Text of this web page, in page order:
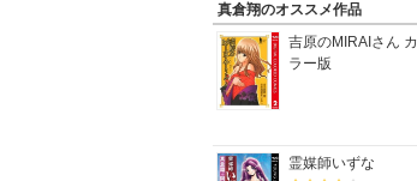
真倉翔のオススメ作品
吉原のMIRAIさん カ
ラー版
霊媒師いずな